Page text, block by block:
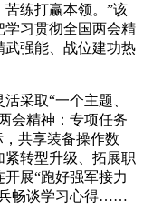
练打赢本领。”该
学习贯彻全国两会精
武强能、战位建功热
采取“一个主题、
会精神：专项任务
共享装备操作数
紧转型升级、拓展职
展“跑好强军接力
兵畅谈学习心得……